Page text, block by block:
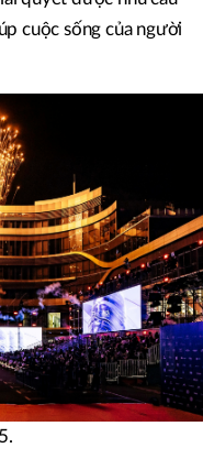
cuộc sống của người